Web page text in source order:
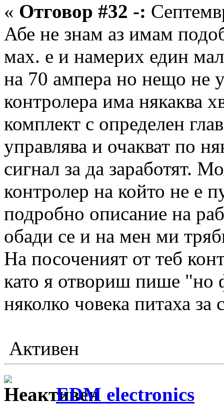
« Отговор #32 -:
Абе не знам аз имам
мах. е и намерих един
на 70 ампера но нещо не
контролера има някаква
комплект с определен
управлява и очакват по
сигнал за да заработят.
контролер на който не е
подробно описание на
обади се и на мен ми
На посоченият от теб
като я отвориш пише "но
няколко човека питаха
Активен
EDM electronics